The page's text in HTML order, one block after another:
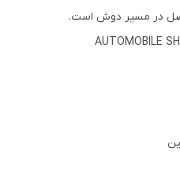
در مسیر دوش است.